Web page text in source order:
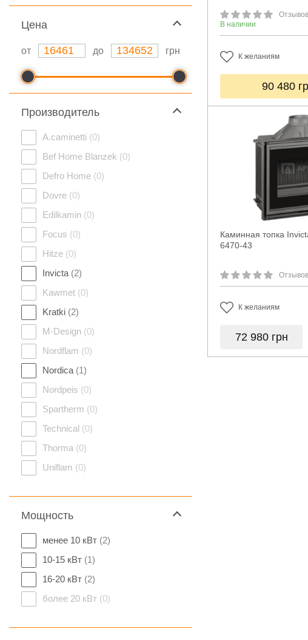
Цeна
от до грн
Производитель
A.caminetti (0)
Bef Home Blanzek (0)
Defro Home (0)
Dovre (0)
Edilkamin (0)
Focus (0)
Hitze (0)
Invicta (2)
Kawmet (0)
Kratki (2)
M-Design (0)
Nordflam (0)
Nordica (1)
Nordpeis (0)
Spartherm (0)
Technical (0)
Thorma (0)
Uniflam (0)
Мощность
менее 10 кВт (2)
10-15 кВт (1)
16-20 кВт (2)
более 20 кВт (0)
В наличии
К желаниям
90 480
Каминная топка
6470-43
К желаниям
72 980 грн